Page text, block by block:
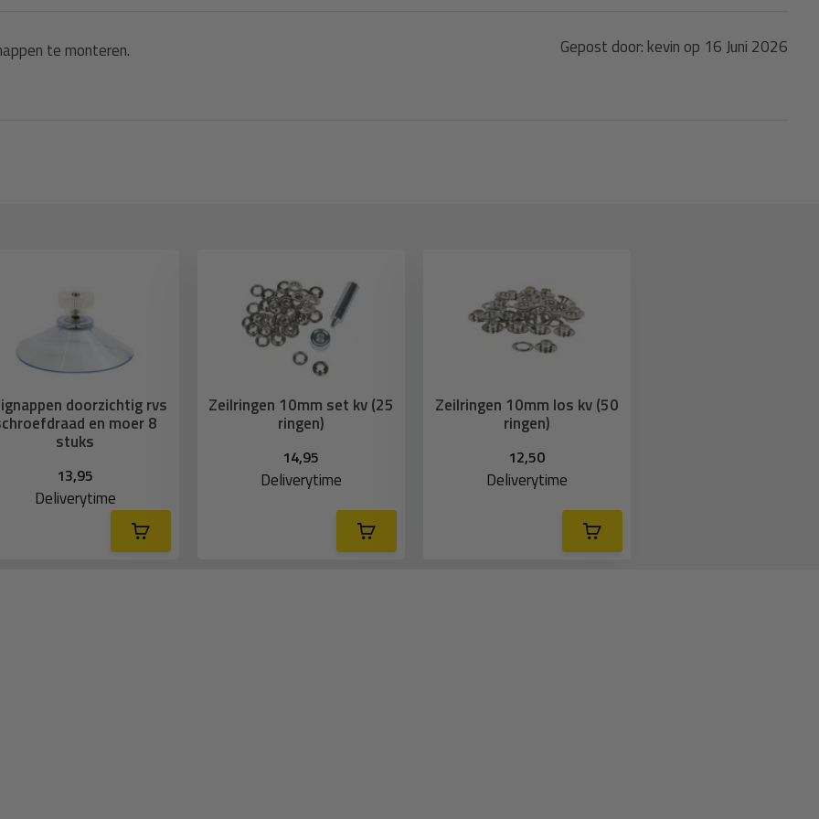
voor gevels met veel zon
14% waar je meer
te gebruiken. Daardoor is
te monteren.
Gepost door: kevin op 16 Juni 2026
doorzichtig rvs
en moer 8
stuks
13,95
Deliverytime
Zeilringen 10mm set kv (25
ringen)
14,95
Deliverytime
Zeilringen 10mm los kv (50
ringen)
12,50
Deliverytime